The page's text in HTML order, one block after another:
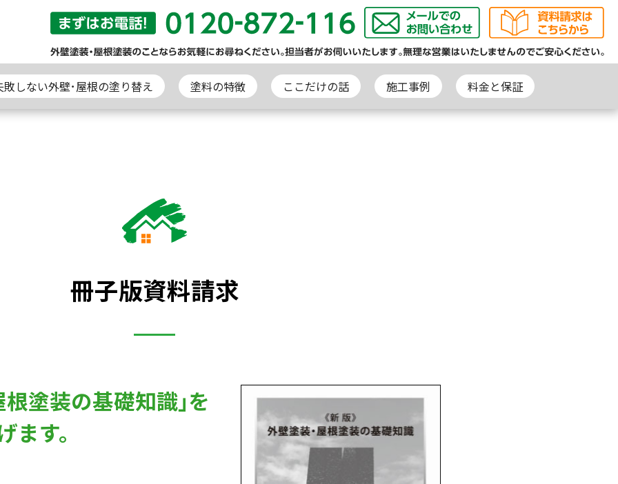
敗しない外壁･屋根の塗り替え 塗料の特徴 ここだけの話 施工事例 料金と保証
冊子版資料請求
塗装の基礎知識｣を
す。